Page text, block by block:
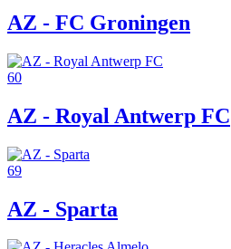
AZ - FC Groningen
60
AZ - Royal Antwerp FC
69
AZ - Sparta